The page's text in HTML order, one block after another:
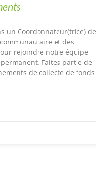
un Coordonnateur(trice) de
et des
rejoindre notre équipe
Faites partie de
de collecte de fonds